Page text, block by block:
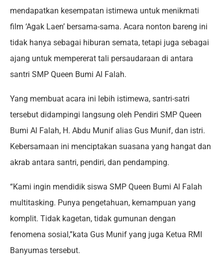
mendapatkan kesempatan istimewa untuk menikmati
film ‘Agak Laen’ bersama-sama. Acara nonton bareng ini
tidak hanya sebagai hiburan semata, tetapi juga sebagai
ajang untuk mempererat tali persaudaraan di antara
santri SMP Queen Bumi Al Falah.
Yang membuat acara ini lebih istimewa, santri-satri
tersebut didampingi langsung oleh Pendiri SMP Queen
Bumi Al Falah, H. Abdu Munif alias Gus Munif, dan istri.
Kebersamaan ini menciptakan suasana yang hangat dan
akrab antara santri, pendiri, dan pendamping.
“Kami ingin mendidik siswa SMP Queen Bumi Al Falah
multitasking. Punya pengetahuan, kemampuan yang
komplit. Tidak kagetan, tidak gumunan dengan
fenomena sosial,”kata Gus Munif yang juga Ketua RMI
Banyumas tersebut.